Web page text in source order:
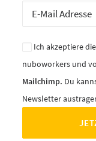
Ich akzeptiere die
nuboworkers und
Mailchimp. Du
Newsletter